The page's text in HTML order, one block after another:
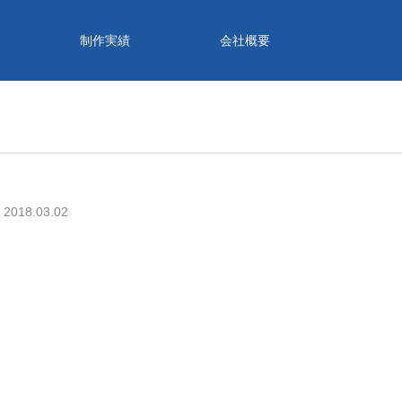
制作実績 会社概要
2018.03.02